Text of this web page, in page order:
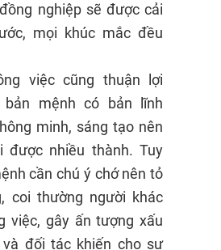
nghiệp sẽ được cải
mọi khúc mắc đều
việc cũng thuận lợi
bản mệnh có bản lĩnh
minh, sáng tạo nên
được nhiều thành. Tuy
cần chú ý chớ nên tỏ
coi thường người khác
việc, gây ấn tượng xấu
đối tác khiến cho sự